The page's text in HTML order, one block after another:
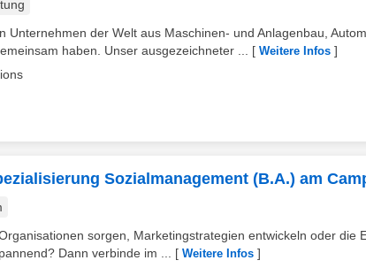
Unternehmen der Welt aus Maschinen- und Anlagenbau,
haben. Unser ausgezeichneter ...
[ Weitere Infos ]
Sozialmanagement (B.A.) am
sorgen, Marketingstrategien entwickeln oder die
Dann verbinde im ...
[ Weitere Infos ]